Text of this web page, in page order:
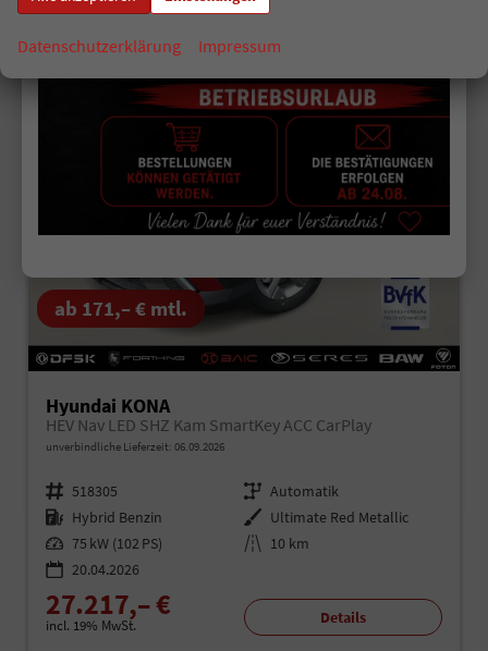
ab 171,– € mtl.
Hyundai KONA
HEV Nav LED SHZ Kam SmartKey ACC CarPlay
unverbindliche Lieferzeit: 06.09.2026
Fahrzeugnr. 518305 Getriebe Automatik
Kraftstoff Hybrid Benzin Außenfarbe Ultimate Red Metallic
Leistung 75 kW (102 PS) Kilometerstand 10 km
20.04.2026
27.217,– €
incl. 19% MwSt.
Sie sparen:21,0%
Details
Datenschutzerklärung Impressum